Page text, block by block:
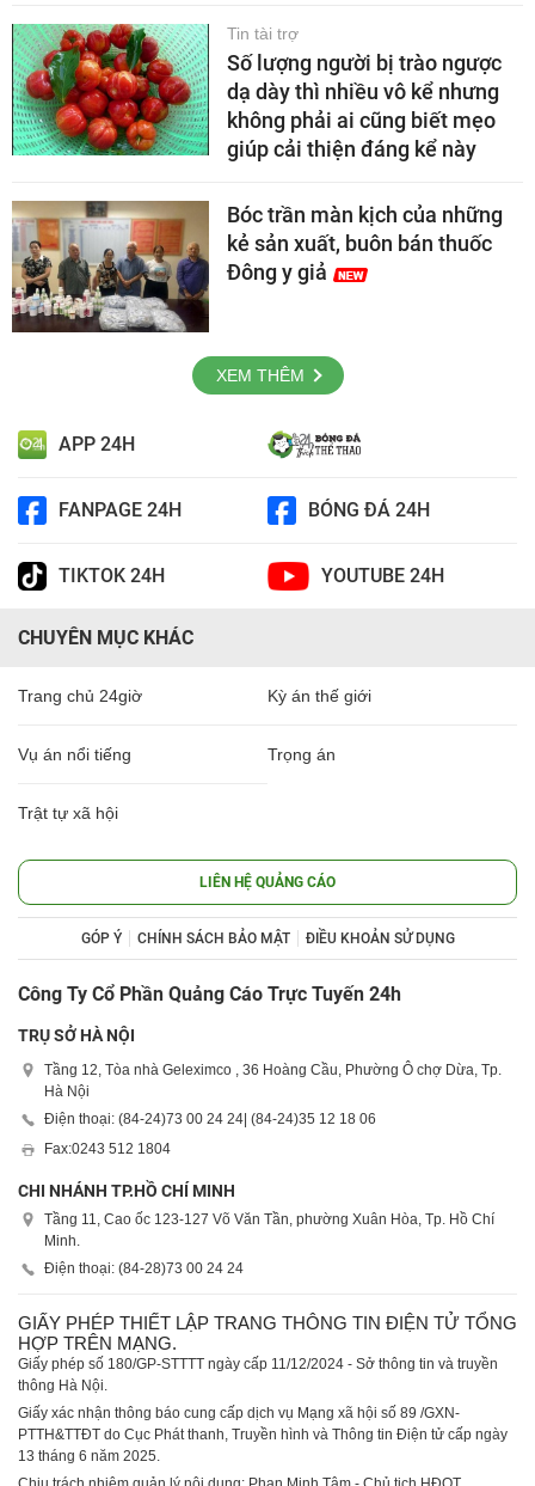
Tin tài trợ
Số lượng người bị trào ngược
dạ dày thì nhiều vô kể nhưng
không phải ai cũng biết mẹo
giúp cải thiện đáng kể này
Bóc trần màn kịch của những
kẻ sản xuất, buôn bán thuốc
Đông y giả
XEM THÊM
APP 24H
FANPAGE 24H BÓNG ĐÁ 24H
TIKTOK 24H YOUTUBE 24H
CHUYÊN MỤC KHÁC
Trang chủ 24giờ Kỳ án thế giới
Vụ án nổi tiếng Trọng án
Trật tự xã hội
LIÊN HỆ QUẢNG CÁO
GÓP Ý CHÍNH SÁCH BẢO MẬT ĐIỀU KHOẢN SỬ DỤNG
Công Ty Cổ Phần Quảng Cáo Trực Tuyến 24h
TRỤ SỞ HÀ NỘI
Tầng 12, Tòa nhà Geleximco , 36 Hoàng Cầu, Phường Ô chợ Dừa, Tp.
Hà Nội
Điện thoại: (84-24)73 00 24 24| (84-24)35 12 18 06
Fax:0243 512 1804
CHI NHÁNH TP.HỒ CHÍ MINH
Tầng 11, Cao ốc 123-127 Võ Văn Tần, phường Xuân Hòa, Tp. Hồ Chí
Minh.
Điện thoại: (84-28)73 00 24 24
GIẤY PHÉP THIẾT LẬP TRANG THÔNG TIN ĐIỆN TỬ TỔNG
HỢP TRÊN MẠNG.
Giấy phép số 180/GP-STTTT ngày cấp 11/12/2024 - Sở thông tin và truyền
thông Hà Nội.
Giấy xác nhận thông báo cung cấp dịch vụ Mạng xã hội số 89 /GXN-
PTTH&TTĐT do Cục Phát thanh, Truyền hình và Thông tin Điện tử cấp ngày
13 tháng 6 năm 2025.